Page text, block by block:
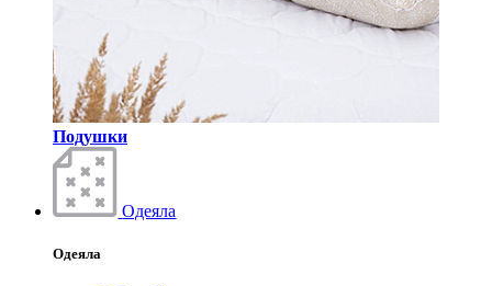
Подушки
Одеяла
Одеяла